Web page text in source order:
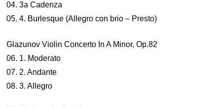
04. 3a Cadenza
05. 4. Burlesque (Allegro con brio – Presto)
Glazunov Violin Concerto In A Minor, Op.82
06. 1. Moderato
07. 2. Andante
08. 3. Allegro